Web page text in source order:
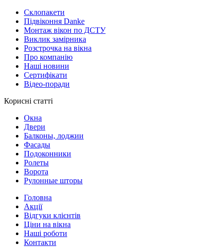
Склопакети
Підвіконня Danke
Монтаж вікон по ДСТУ
Виклик замірника
Розстрочка на вікна
Про компанію
Наші новини
Сертифікати
Відео-поради
Корисні статті
Окна
Двери
Балконы, лоджии
Фасады
Подоконники
Ролеты
Ворота
Рулонные шторы
Головна
Акції
Відгуки клієнтів
Ціни на вікна
Наші роботи
Контакти